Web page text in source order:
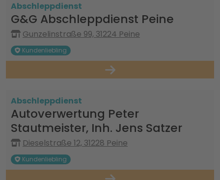
Abschleppdienst
G&G Abschleppdienst Peine
Gunzelinstraße 99, 31224 Peine
Kundenliebling
Abschleppdienst
Autoverwertung Peter
Stautmeister, Inh. Jens Satzer
Dieselstraße 12, 31228 Peine
Kundenliebling